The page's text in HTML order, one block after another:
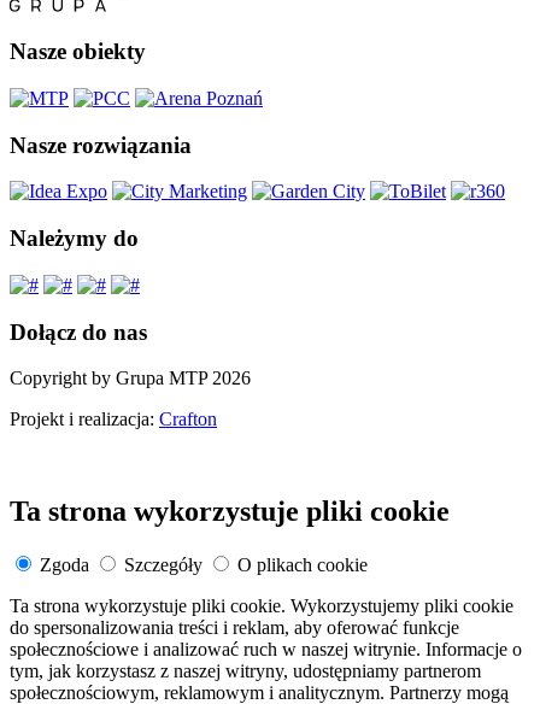
Nasze obiekty
Nasze rozwiązania
Należymy do
Dołącz do nas
Copyright by Grupa MTP 2026
Projekt i realizacja: Crafton
Ta strona wykorzystuje pliki cookie
Zgoda Szczegóły
O plikach cookie
Ta strona wykorzystuje pliki cookie. Wykorzystujemy pliki cookie
do spersonalizowania treści i reklam, aby oferować funkcje
społecznościowe i analizować ruch w naszej witrynie. Informacje o
tym, jak korzystasz z naszej witryny, udostępniamy partnerom
społecznościowym, reklamowym i analitycznym. Partnerzy mogą